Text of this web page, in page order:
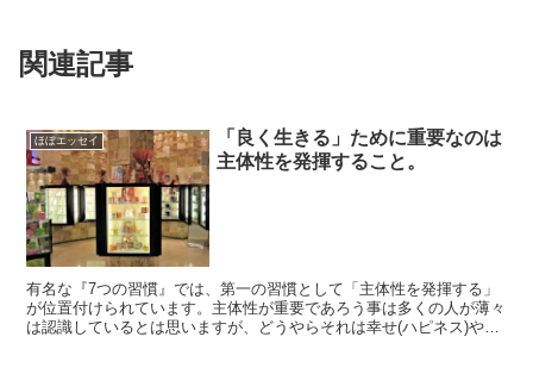
関連記事
ほぼエッセイ
「良く生きる」ために重要なのは
主体性を発揮すること。
有名な『7つの習慣』では、第一の習慣として「主体性を発揮する」
が位置付けられています。主体性が重要であろう事は多くの人が薄々
は認識しているとは思いますが、どうやらそれは幸せ(ハピネス)やセ